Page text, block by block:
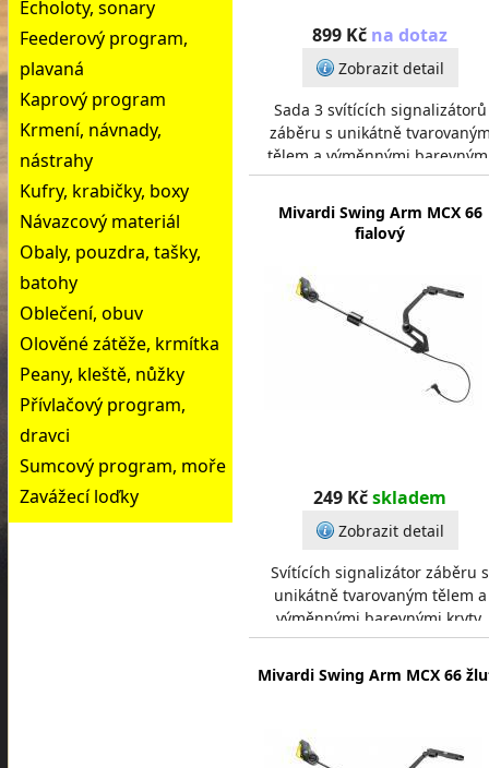
Echoloty, sonary
Feederový program,
plavaná
Kaprový program
Krmení, návnady,
nástrahy
Kufry, krabičky, boxy
Návazcový materiál
Obaly, pouzdra, tašky,
batohy
Oblečení, obuv
Olověné zátěže, krmítka
Peany, kleště, nůžky
Přívlačový program,
dravci
Sumcový program, moře
Zavážecí loďky
899 Kč na dotaz
Zobrazit detail
Sada 3 svítících signalizátorů
záběru s unikátně
tělem a výměnnými
kryty. Posuvným závažím
upravíte hmotnost vče
Mivardi Swing Arm MCX 66
fialový
249 Kčskladem
Zobrazit detail
Svítících signalizátor záběru s
unikátně tvarovaným tělem a
výměnnými barevnými kryty.
Posuvným závažím snadno
upravíte hmotnost včetně
Mivardi Swing Arm MCX 66